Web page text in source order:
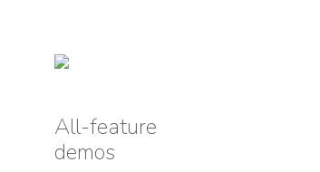
All-feature
demos